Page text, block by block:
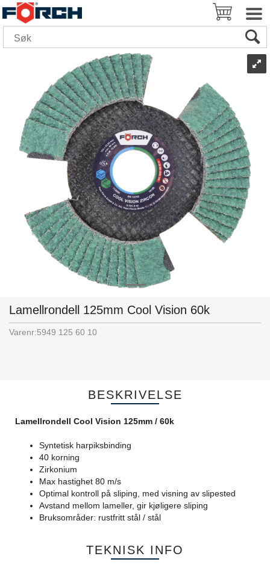
Lamellrondell 125mm Cool Vision 60k
Varenr:5949 125 60 10
BESKRIVELSE
Lamellrondell Cool Vision 125mm / 60k
Syntetisk harpiksbinding
40 korning
Zirkonium
Max hastighet 80 m/s
Optimal kontroll på sliping, med visning av slipested
Avstand mellom lameller, gir kjøligere sliping
Bruksområder: rustfritt stål / stål
TEKNISK INFO